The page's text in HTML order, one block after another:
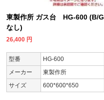
東製作所 ガス台 HG-600 (B/G
なし)
26,400 円
型番
HG-600
メーカー
東製作所
サイズ
600*600*650